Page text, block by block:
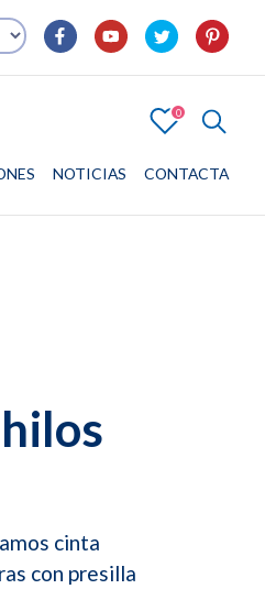
0
NOTICIAS CONTACTA
4
APLICACIONES CONTACTA
cinta
con presilla